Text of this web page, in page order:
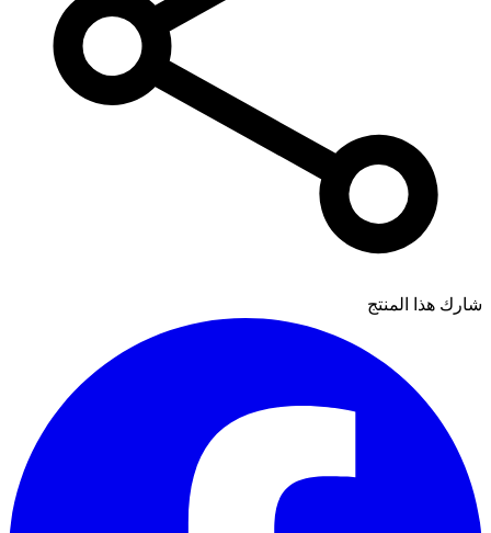
شارك هذا المنتج